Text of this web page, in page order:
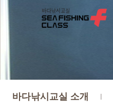
바다낚시교실 소개